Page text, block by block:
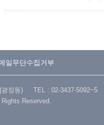
일무단수집거부
(광장동) TEL : 02-3437-
Reserved.